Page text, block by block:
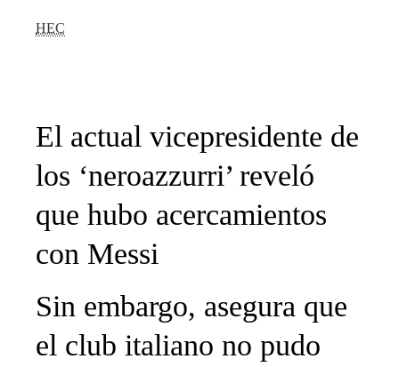
HEC
El actual vicepresidente de
los ‘neroazzurri’ reveló
que hubo acercamientos
con Messi
Sin embargo, asegura que
el club italiano no pudo